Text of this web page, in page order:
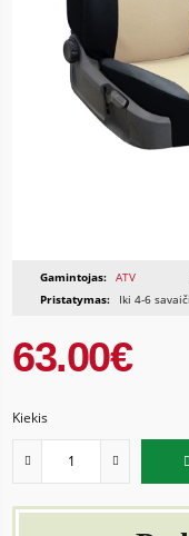
Gamintojas: ATV
Pristatymas:
Iki 4-6
63.00€
Kiekis